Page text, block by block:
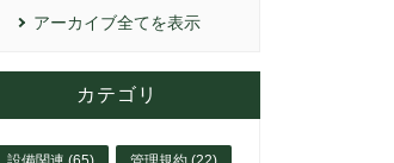
アーカイブ全てを表示
カテゴリ